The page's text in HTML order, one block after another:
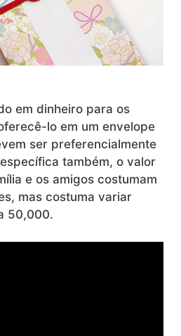
em dinheiro para os
lo em um envelope
ser preferencialmente
também, o valor
e os amigos costumam
mas costuma variar
50,000.